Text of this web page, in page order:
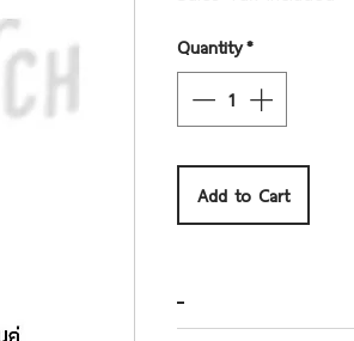
Quantity*
Add to Cart